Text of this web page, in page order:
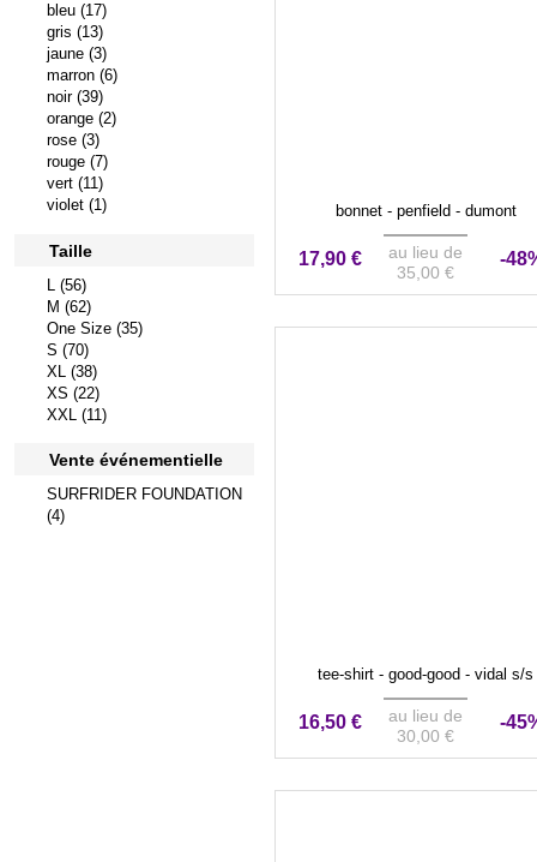
bleu (17)
gris (13)
jaune (3)
marron (6)
noir (39)
orange (2)
rose (3)
rouge (7)
vert (11)
violet (1)
Taille
L (56)
M (62)
One Size (35)
S (70)
XL (38)
XS (22)
XXL (11)
Vente événementielle
SURFRIDER FOUNDATION
(4)
bonnet - penfield - dumont
17,90 €
au lieu de
35,00 €
-
tee-shirt - good-good - vidal s/s
16,50 €
au lieu de
30,00 €
-